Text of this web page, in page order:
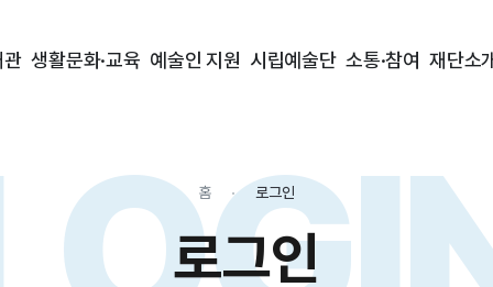
관 생활문화·교육 예술인 지원 시립예술단 소통·참여 재단소
홈 로그인
로그인